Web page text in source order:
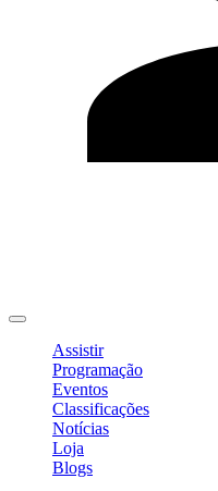
Assistir
Programação
Eventos
Classificações
Notícias
Loja
Blogs